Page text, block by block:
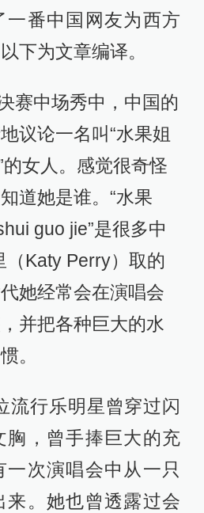
一番中国网友为西方
下为文章编译。
中场秀中，中国的
议论一名叫“水果姐
的女人。感觉很奇怪
道她是谁。“水果
guo jie”是很多中
（Katy Perry）取的
她经常会在演唱会
并把各种巨大的水
。
行乐明星曾穿过闪
胸，曾手捧巨大的充
次演唱会中从一只
来。她也曾透露过会